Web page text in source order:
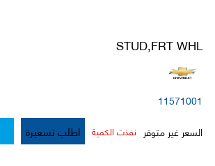
STUD,FRT WHL
11571001
السعر غير متوفر نفذت الكمية اطلب تسعيرة